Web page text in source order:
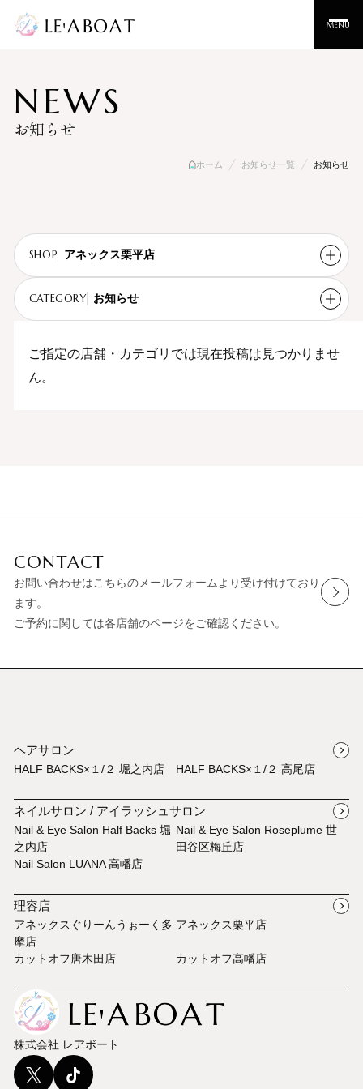
MENU
NEWS
お知らせ
ホーム お知らせ一覧 お知らせ
SHOP アネックス栗平店
すべて
ヘアサロン
Nail & Eye Salon Roseplume 世田谷区梅丘店
Nail Salon LUANA 高幡店
理容店
アネックス栗平店
カットオフ高幡店
CATEGORY お知らせ
すべて
ご指定の店舗・カテゴリでは現在投稿は見つかりませ
ん。
CONTACT
お問い合わせはこちらのメールフォームより受け付けており
ます。
ご予約に関しては各店舗のページをご確認ください。
ヘアサロン
HALF BACKS×１/２ 堀之内店 HALF BACKS×１/２ 高尾店
ネイルサロン / アイラッシュサロン
Nail & Eye Salon Half Backs 堀
之内店
Nail & Eye Salon Roseplume 世
田谷区梅丘店
Nail Salon LUANA 高幡店
理容店
アネックスぐりーんうぉーく多
摩店
アネックス栗平店
カットオフ唐木田店 カットオフ高幡店
株式会社 レアボート